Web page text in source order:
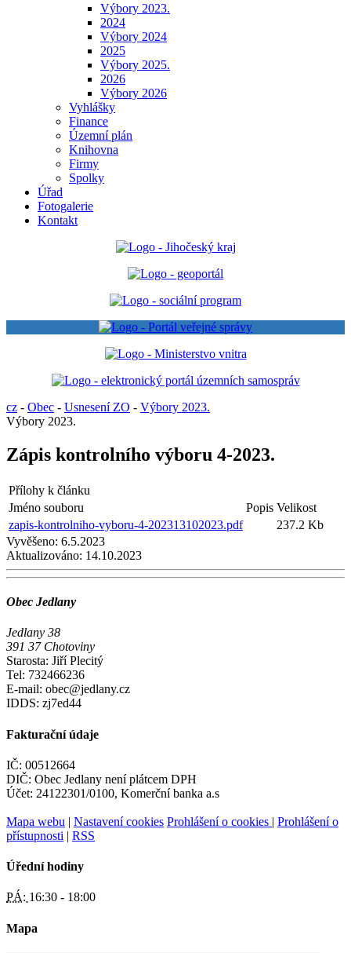
Výbory 2023.
2024
Výbory 2024
2025
Výbory 2025.
2026
Výbory 2026
Vyhlášky
Finance
Územní plán
Knihovna
Firmy
Spolky
Úřad
Fotogalerie
Kontakt
cz - Obec - Usnesení ZO - Výbory 2023.
Výbory 2023.
Zápis kontrolního výboru 4-2023.
Přílohy k článku
Jméno souboru
Popis Velikost
zapis-kontrolniho-vyboru-4-202313102023.pdf
237.2 Kb
Vyvěšeno: 6.5.2023
Aktualizováno: 14.10.2023
Obec Jedlany
Jedlany 38
391 37 Chotoviny
Starosta: Jiří Plecitý
Tel: 732466236
E-mail: obec@jedlany.cz
IDDS: zj7ed44
Fakturační údaje
IČ: 00512664
DIČ: Obec Jedlany není plátcem DPH
Účet: 24122301/0100, Komerční banka a.s
Mapa webu | Nastavení cookies Prohlášení o cookies | Prohlášení o
přístupnosti | RSS
Úřední hodiny
PÁ: 16:30 - 18:00
Mapa